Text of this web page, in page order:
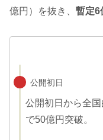
億円）を抜き、 暫定6
公開初日
公開初日から全
で50億円突破。